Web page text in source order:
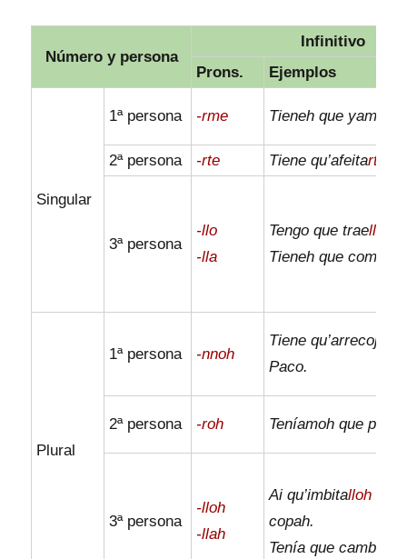
Número y persona
Infinitivo
Prons.
Ejemplos
Singular
1ª persona -rme Tieneh que yama
2ª persona -rte Tiene qu’afeitarte
3ª persona
-llo
-lla
Tengo que traello
Tieneh que compra
Plural
1ª persona -nnoh
Tiene qu’arrecoje
Paco.
2ª persona -roh Teníamoh que peina
3ª persona
-lloh
-llah
Ai qu’imbitalloh
copah.
Tenía que cambia